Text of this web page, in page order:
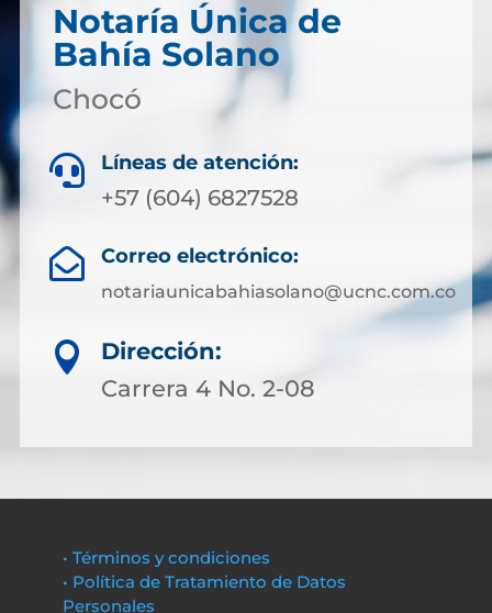
Notaría Única de
Bahía Solano
Chocó
 Líneas de atención:
+57 (604) 6827528
 Correo electrónico:
notariaunicabahiasolano@ucnc.com.co

Dirección:
Carrera 4 No. 2-08
• Términos y condiciones
• Política de Tratamiento de Datos
Personales